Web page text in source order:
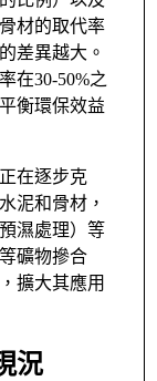
材的取代率
差異越大。
在30-50%之
衡環保效益
在逐步克
泥和骨材，
濕處理）等
礦物摻合
擴大其應用
況